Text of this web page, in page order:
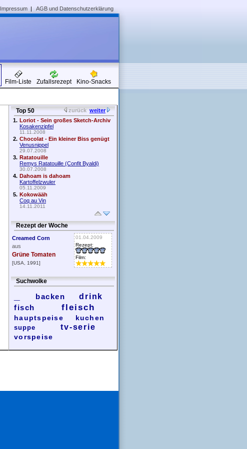
Impressum | AGB und Datenschutzerklärung
Film-Liste Zufallsrezept Kino-Snacks
zurück weiter
Top 50
1. Loriot - Sein großes Sketch-Archiv
Kosakenzipfel
11.11.2008
2. Chocolat - Ein kleiner Biss genügt
Venusnippel
29.07.2008
3. Ratatouille
Remys Ratatouille (Confit Byaldi)
30.07.2008
4. Dahoam is dahoam
Kartoffelzwuler
05.11.2009
5. Kokowääh
Coq au Vin
14.11.2011
Rezept der Woche
01.04.2009
Rezept:
Film:
Creamed Corn
aus
Grüne Tomaten
[USA, 1991]
Suchwolke
backen
drink
fisch
fleisch
hauptspeise kuchen
suppe tv-serie
vorspeise